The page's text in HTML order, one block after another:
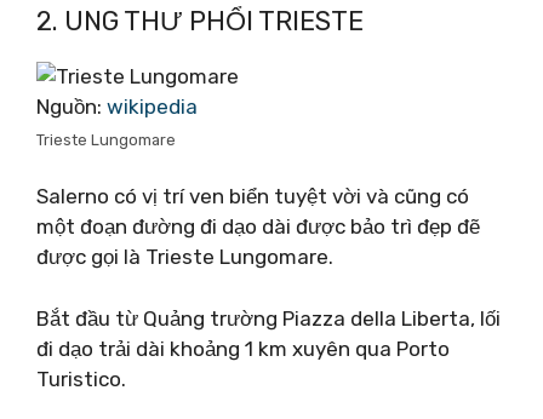
2. UNG THƯ PHỔI TRIESTE
Nguồn: wikipedia
Trieste Lungomare
Salerno có vị trí ven biển tuyệt vời và cũng có
một đoạn đường đi dạo dài được bảo trì đẹp đẽ
được gọi là Trieste Lungomare.
Bắt đầu từ Quảng trường Piazza della Liberta, lối
đi dạo trải dài khoảng 1 km xuyên qua Porto
Turistico.